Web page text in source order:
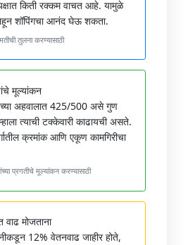
किती रक्कम वाचत आहे. यामुळे
शॉपिंगचा आनंद घेऊ शकता.
तुलना करण्यासाठी
मूल्यांकन
अहवालात 425/500 असे गुण
त्याची टक्केवारी काढायची असते.
क्रमांक आणि एकूण कामगिरीचा
प्रगतीचे मूल्यांकन करण्यासाठी
वाढ मोजताना
12% वेतनवाढ जाहीर होते,